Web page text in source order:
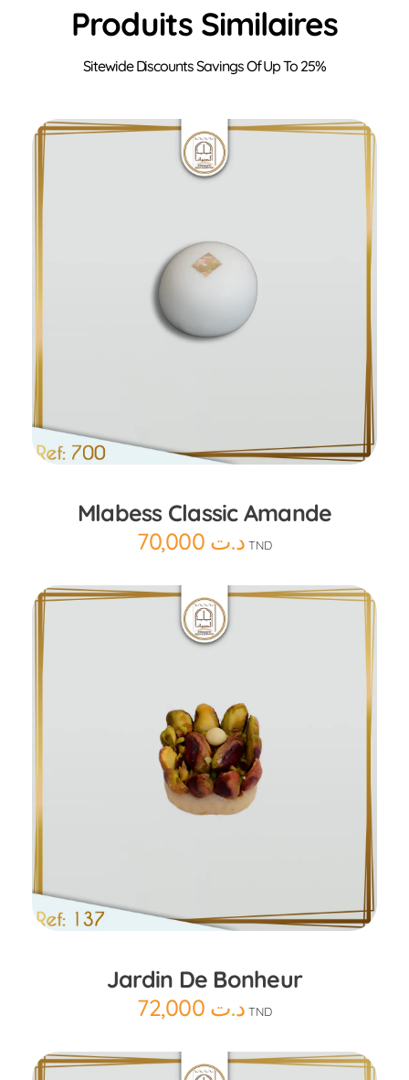
Produits Similaires
Mlabess Classic Amande
د.ت 70,000 TND
Jardin De Bonheur
د.ت 72,000 TND